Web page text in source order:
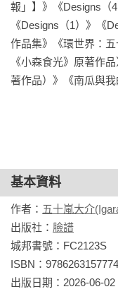
報」】》《Designs（
《Designs（1）》《
作品集》《環世界：
《小森食光》原著作
著作品）》《南瓜與我
基本資料
作者： 五十嵐大介
出版社： 臉譜
城邦書號：FC2123S
ISBN：9786263157774
出版日期：2026-06-02